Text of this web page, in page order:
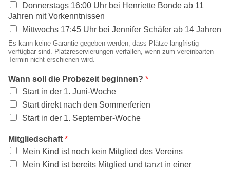
Donnerstags 16:00 Uhr bei Henriette Bonde ab 11
Jahren mit Vorkenntnissen
Mittwochs 17:45 Uhr bei Jennifer Schäfer ab 14 Jahren
Es kann keine Garantie gegeben werden, dass Plätze langfristig
verfügbar sind. Platzreservierungen verfallen, wenn zum vereinbarten
Termin nicht erschienen wird.
Wann soll die Probezeit beginnen? *
Start in der 1. Juni-Woche
Start direkt nach den Sommerferien
Start in der 1. September-Woche
Mitgliedschaft *
Mein Kind ist noch kein Mitglied des Vereins
Mein Kind ist bereits Mitglied und tanzt in einer